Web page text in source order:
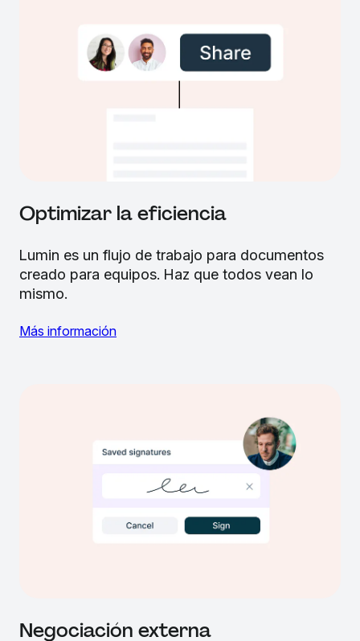
Optimizar la eficiencia
Lumin es un flujo de trabajo para documentos
creado para equipos. Haz que todos vean lo
mismo.
Más información
Negociación externa